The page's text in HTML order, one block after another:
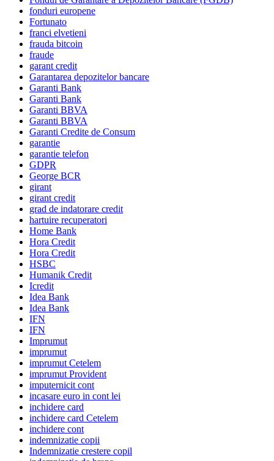
fonduri europene
Fortunato
franci elvetieni
frauda bitcoin
fraude
garant credit
Garantarea depozitelor bancare
Garanti Bank
Garanti Bank
Garanti BBVA
Garanti BBVA
Garanti Credite de Consum
garantie
garantie telefon
GDPR
George BCR
girant
girant credit
grad de indatorare credit
hartuire recuperatori
Home Bank
Hora Credit
Hora Credit
HSBC
Humanik Credit
Icredit
Idea Bank
Idea Bank
IFN
IFN
Imprumut
imprumut
imprumut Cetelem
imprumut Provident
imputernicit cont
incasare euro in cont lei
inchidere card
inchidere card Cetelem
inchidere cont
indemnizatie copii
Indemnizatie crestere copil